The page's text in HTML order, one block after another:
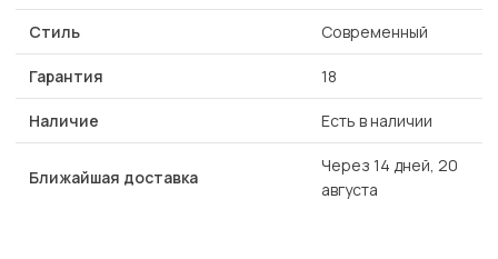
Стиль Современный
Гарантия 18
Наличие Есть в наличии
Ближайшая доставка
Через 14 дней, 20
августа